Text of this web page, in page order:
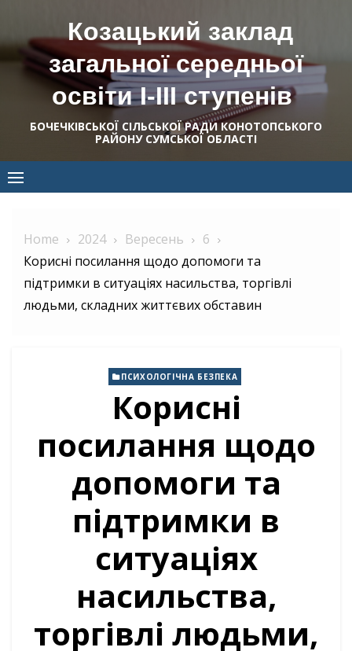
content
Козацький заклад
загальної середньої
освіти І-ІІІ ступенів
БОЧЕЧКІВСЬКОЇ СІЛЬСЬКОЇ РАДИ КОНОТОПСЬКОГО
РАЙОНУ СУМСЬКОЇ ОБЛАСТІ
Home 2024 Вересень
6
Корисні посилання щодо допомоги та
підтримки в ситуаціях насильства, торгівлі
людьми, складних життєвих обставин
ПСИХОЛОГІЧНА БЕЗПЕКА
Корисні
посилання щодо
допомоги та
підтримки в
ситуаціях
насильства,
торгівлі людьми,